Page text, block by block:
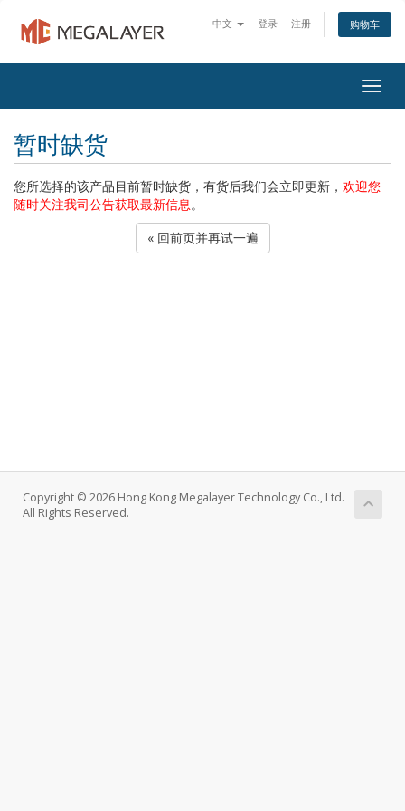
中文 登录 注册 购物车
暂时缺货
您所选择的该产品目前暂时缺货，有货后我们会立即更新， 欢迎您
随时关注我司公告获取最新信息。
« 回前页并再试一遍
Copyright © 2026 Hong Kong Megalayer Technology Co., Ltd.
All Rights Reserved.